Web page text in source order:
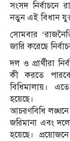
সংসদ নির্বাচনে
নতুন এই বিধান
সোমবার
জারি করেছে
দল ও প্রার্থীরা
কী করতে
বিধিমালায়।
হয়েছে।
আচরণবিধি লঙ্ঘনে
জরিমানা এবং
হয়েছে। প্রয়োজনে